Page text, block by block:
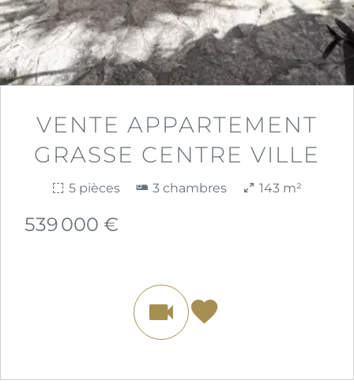
VENTE APPARTEMENT
GRASSE CENTRE VILLE
5 pièces 3 chambres 143 m²
539 000 €